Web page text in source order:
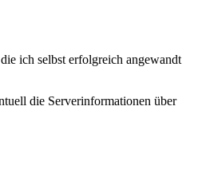
ich selbst ‍erfolgreich angewandt
‌die Serverinformationen über